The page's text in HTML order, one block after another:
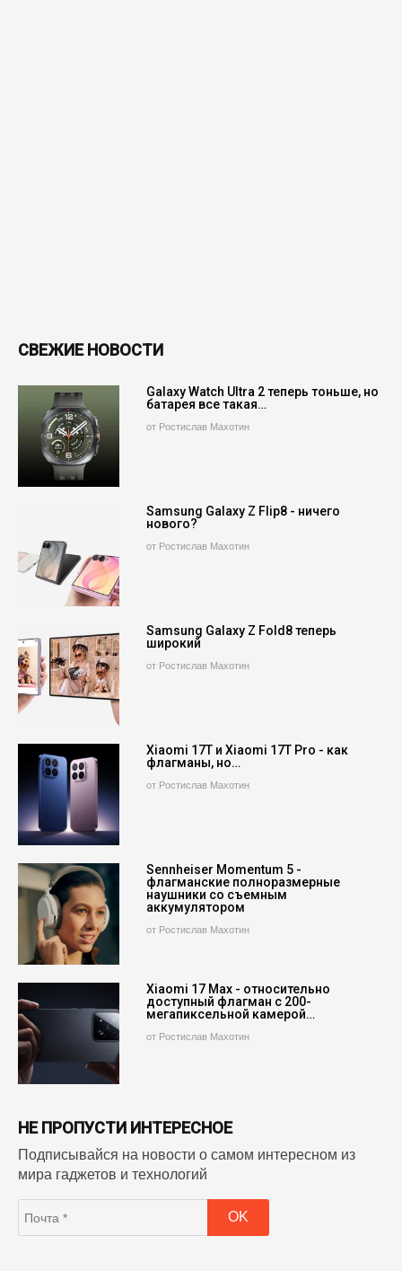
СВЕЖИЕ НОВОСТИ
Galaxy Watch Ultra 2 теперь тоньше, но
батарея все такая…
от Ростислав Махотин
Samsung Galaxy Z Flip8 - ничего
нового?
от Ростислав Махотин
Samsung Galaxy Z Fold8 теперь
широкий
от Ростислав Махотин
Xiaomi 17T и Xiaomi 17T Pro - как
флагманы, но…
от Ростислав Махотин
Sennheiser Momentum 5 -
флагманские полноразмерные
наушники со съемным
аккумулятором
от Ростислав Махотин
Xiaomi 17 Max - относительно
доступный флагман с 200-
мегапиксельной камерой…
от Ростислав Махотин
НЕ ПРОПУСТИ ИНТЕРЕСНОЕ
Подписывайся на новости о самом интересном из
мира гаджетов и технологий